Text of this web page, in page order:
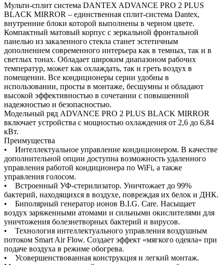
Мульти-сплит система DANTEX ADVANCE PRO 2 PLUS
BLACK MIRROR – единственная сплит-система Dantex,
внутренние блоки которой выполнены в черном цвете.
Компактный матовый корпус с зеркальной фронтальной
панелью из закаленного стекла станет эстетичным
дополнением современного интерьера как в темных, так и в
светлых тонах. Обладает широким диапазоном рабочих
температур, может как охлаждать, так и греть воздух в
помещении. Все кондиционеры серии удобны в
использовании, просты в монтаже, бесшумны и обладают
высокой эффективностью в сочетании с повышенной
надежностью и безопасностью.
Модельный ряд ADVANCE PRO 2 PLUS BLACK MIRROR
включает устройства с мощностью охлаждения от 2,6 до 6,84
кВт.
Преимущества
• Интеллектуальное управление кондиционером. В качестве
дополнительной опции доступна возможность удаленного
управления работой кондиционера по WiFi, а также
управления голосом.
• Встроенный УФ-стерилизатор. Уничтожает до 99%
бактерий, находящихся в воздухе, повреждая их белок и ДНК.
• Биполярный генератор ионов B.I.G. Care. Насыщает
воздух заряженными атомами и сильными окислителями для
уничтожения болезнетворных бактерий и вирусов.
• Технология интеллектуального управления воздушным
потоком Smart Air Flow. Создает эффект «мягкого одеяла» при
подаче воздуха в режиме обогрева.
• Усовершенствованная конструкция и легкий монтаж.